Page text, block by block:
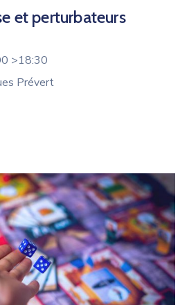
et perturbateurs
>18:30
Prévert